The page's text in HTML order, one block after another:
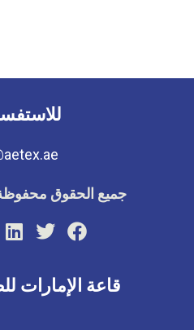
جميع الحقوق
قاعة الإمارات